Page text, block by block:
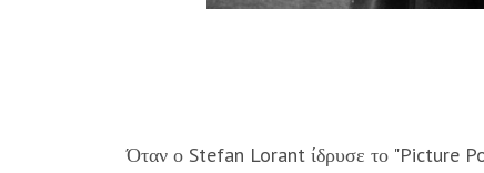
Όταν ο Stefan Lorant ίδρυσε το "Picture